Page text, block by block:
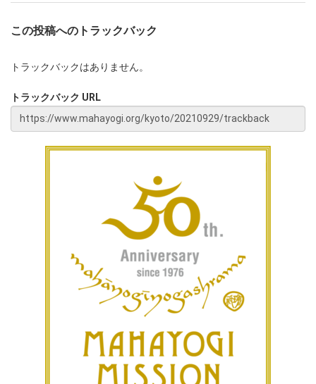
この投稿へのトラックバック
トラックバックはありません。
トラックバック URL